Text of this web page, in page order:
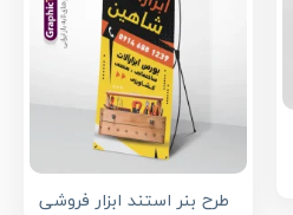
طرح بنر استند ابزار فروشی